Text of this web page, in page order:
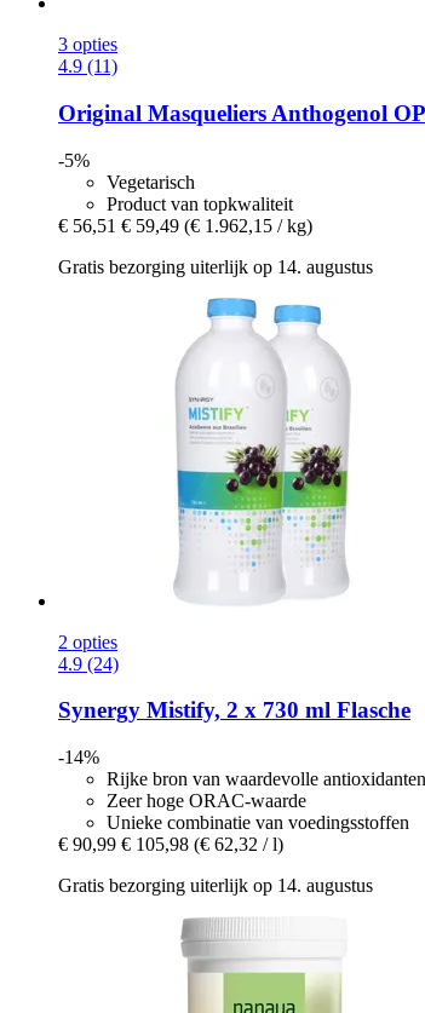
3 opties
4.9 (11)
Original Masqueliers Anthogenol
-5%
Vegetarisch
Product van topkwaliteit
€ 56,51 € 59,49 (€ 1.962,15 / kg)
Gratis bezorging uiterlijk op 14. augustus
2 opties
4.9 (24)
Synergy Mistify, 2 x 730 ml Flasche
-14%
Rijke bron van waardevolle antioxidanten
Zeer hoge ORAC-waarde
Unieke combinatie van voedingsstoffen
€ 90,99 € 105,98 (€ 62,32 / l)
Gratis bezorging uiterlijk op 14. augustus